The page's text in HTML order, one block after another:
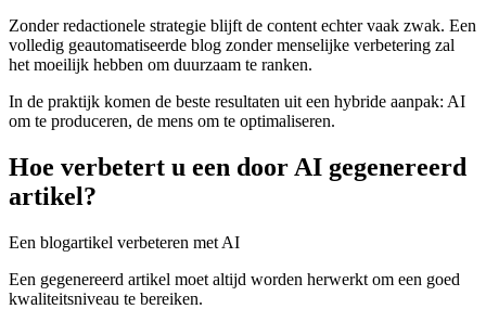
Zonder redactionele strategie blijft de content echter vaak zwak. Een
volledig geautomatiseerde blog zonder menselijke verbetering zal
het moeilijk hebben om duurzaam te ranken.
In de praktijk komen de beste resultaten uit een hybride aanpak: AI
om te produceren, de mens om te optimaliseren.
Hoe verbetert u een door AI gegenereerd
artikel?
Een blogartikel verbeteren met AI
Een gegenereerd artikel moet altijd worden herwerkt om een goed
kwaliteitsniveau te bereiken.